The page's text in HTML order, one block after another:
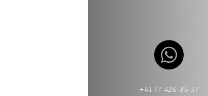
+41 77 426 86 57